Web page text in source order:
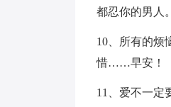
都忍你的男人
10、所有的烦
惜……早安！
11、爱不一定